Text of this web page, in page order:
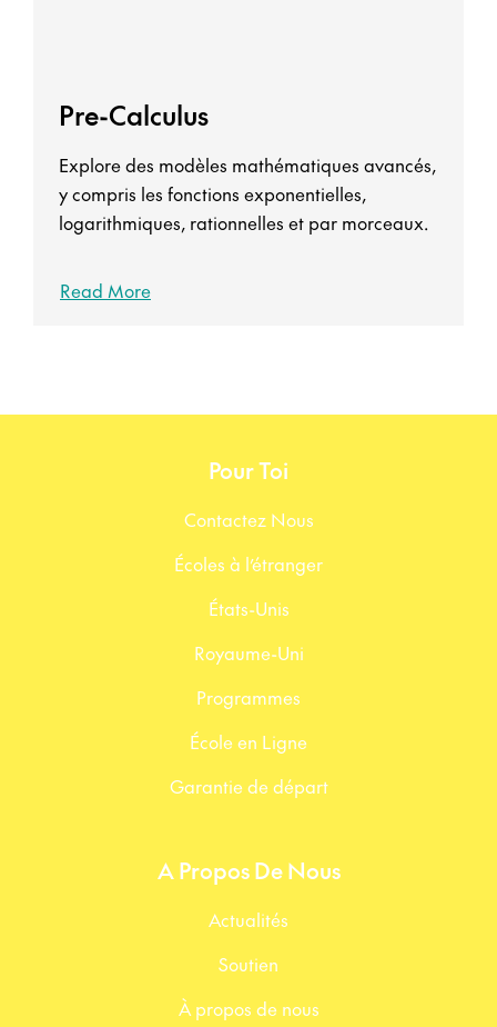
Pre-Calculus
Explore des modèles mathématiques avancés,
y compris les fonctions exponentielles,
logarithmiques, rationnelles et par morceaux.
Read More
Pour Toi
Contactez Nous
Écoles à l’étranger
États-Unis
Royaume-Uni
Programmes
École en Ligne
Garantie de départ
A Propos De Nous
Actualités
Soutien
À propos de nous